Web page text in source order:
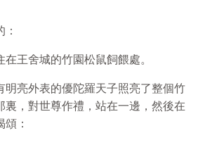
王舍城的竹園松鼠飼餵處。
亮外表的優陀羅天子照亮了整個竹
裏，對世尊作禮，站在一邊，然後在
：